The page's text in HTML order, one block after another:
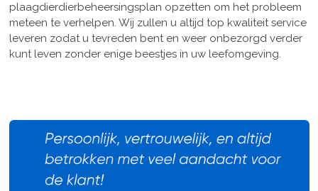
plaagdierdierbeheersingsplan opzetten om het probleem
meteen te verhelpen. Wij zullen u altijd top kwaliteit service
leveren zodat u tevreden bent en weer onbezorgd verder
kunt leven zonder enige beestjes in uw leefomgeving.